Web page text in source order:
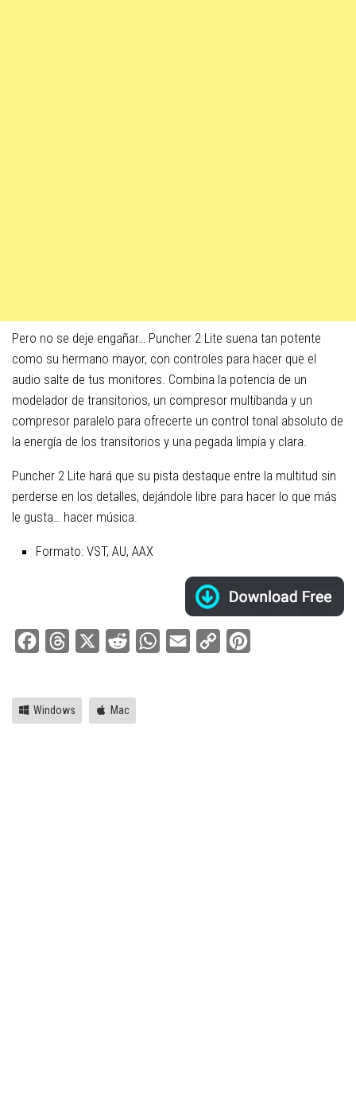
Pero no se deje engañar… Puncher 2 Lite suena tan potente
como su hermano mayor, con controles para hacer que el
audio salte de tus monitores. Combina la potencia de un
modelador de transitorios, un compresor multibanda y un
compresor paralelo para ofrecerte un control tonal absoluto de
la energía de los transitorios y una pegada limpia y clara.
Puncher 2 Lite hará que su pista destaque entre la multitud sin
perderse en los detalles, dejándole libre para hacer lo que más
le gusta… hacer música.
Formato: VST, AU, AAX
FacebookThreads Reddit WhatsApp
Email
Copy
Windows Mac